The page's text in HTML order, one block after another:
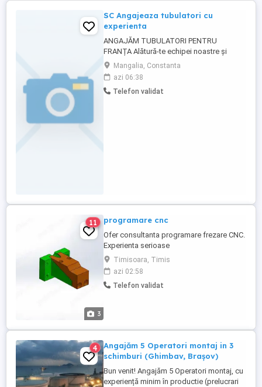
SC Angajeaza tubulatori cu
experienta
ANGAJĂM TUBULATORI PENTRU
FRANȚA Alătură-te echipei noastre și
lucrează pe proiecte industriale de
anvergură în Franța! Suntem în căutarea
unor Tubulatori cu experiență pentru
lucrări în reparatii navale Cerințe:
Mangalia, Constanta
azi 06:38
Telefon validat
3
11 programare cnc
Ofer consultanta programare frezare CNC.
Experienta serioase
SolidWorks:Fusion:Aspire:Mach3:Hurco.
Imprimanta 3D,Elegoo Neptune 4 Pro. Am
20 de ani experienta in domeniul
prelucrarilor(strung,freza,rectificare
Timisoara, Timis
azi 02:58
Telefon validat
4
Angajăm 5 Operatori montaj in 3
schimburi (Ghimbav, Brașov)
Bun venit! Angajăm 5 Operatori montaj, cu
experiență minim în productie (prelucrari